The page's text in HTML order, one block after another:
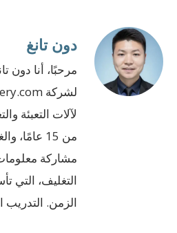
دون تانغ
مرحبًا، أنا دون
لآلات التعبئة
من 15
مشاركة
التغليف،
الزمن. التدريب